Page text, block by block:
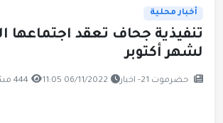
أخبار محلية
تنفيذية جحاف تعقد اجتماعها
لشهر أكتوبر
حضرموت 21- اخبار 06/11/2022 11:05 444 مشاهدة